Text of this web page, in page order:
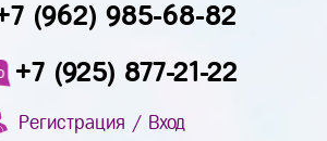
(962) 985-68-82
+7 (925) 877-21-22
Регистрация / Вход